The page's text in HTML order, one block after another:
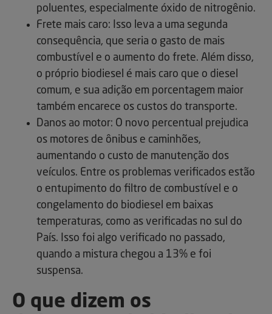
poluentes, especialmente óxido de nitrogênio.
Frete mais caro: Isso leva a uma segunda
consequência, que seria o gasto de mais
combustível e o aumento do frete. Além disso,
o próprio biodiesel é mais caro que o diesel
comum, e sua adição em porcentagem maior
também encarece os custos do transporte.
Danos ao motor: O novo percentual prejudica
os motores de ônibus e caminhões,
aumentando o custo de manutenção dos
veículos. Entre os problemas verificados estão
o entupimento do filtro de combustível e o
congelamento do biodiesel em baixas
temperaturas, como as verificadas no sul do
País. Isso foi algo verificado no passado,
quando a mistura chegou a 13% e foi
suspensa.
O que dizem os